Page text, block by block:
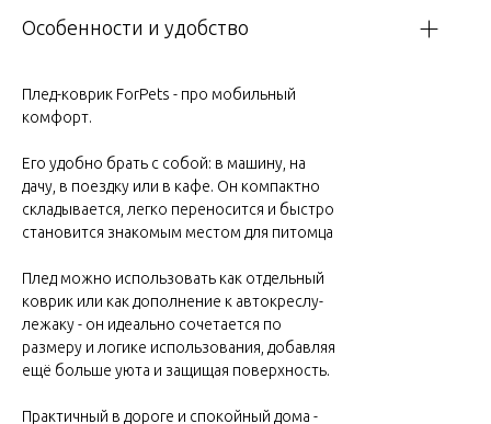
Особенности и удобство
Плед-коврик ForPets - про мобильный
комфорт.
Его удобно брать с собой: в машину, на
дачу, в поездку или в кафе. Он компактно
складывается, легко переносится и быстро
становится знакомым местом для питомца
Плед можно использовать как отдельный
коврик или как дополнение к автокреслу-
лежаку - он идеально сочетается по
размеру и логике использования, добавляя
ещё больше уюта и защищая поверхность.
Практичный в дороге и спокойный дома -